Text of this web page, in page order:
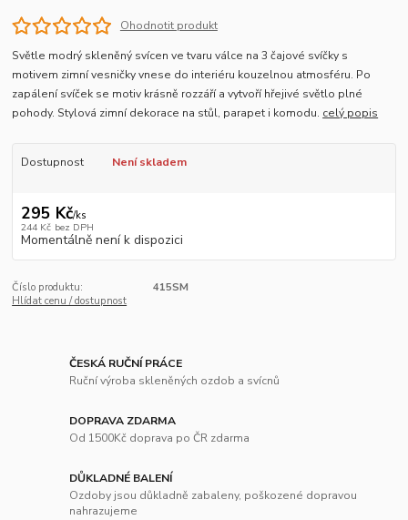
Ohodnotit produkt
Světle modrý skleněný svícen ve tvaru válce na 3 čajové svíčky s
motivem zimní vesničky vnese do interiéru kouzelnou atmosféru. Po
zapálení svíček se motiv krásně rozzáří a vytvoří hřejivé světlo plné
pohody. Stylová zimní dekorace na stůl, parapet i komodu. celý popis
Dostupnost Není skladem
295 Kč/ks
244 Kč bez DPH
Momentálně není k dispozici
Číslo produktu:
415SM
Hlídat cenu / dostupnost
ČESKÁ RUČNÍ PRÁCE
Ruční výroba skleněných ozdob a svícnů
DOPRAVA ZDARMA
Od 1500Kč doprava po ČR zdarma
DŮKLADNÉ BALENÍ
Ozdoby jsou důkladně zabaleny, poškozené dopravou
nahrazujeme